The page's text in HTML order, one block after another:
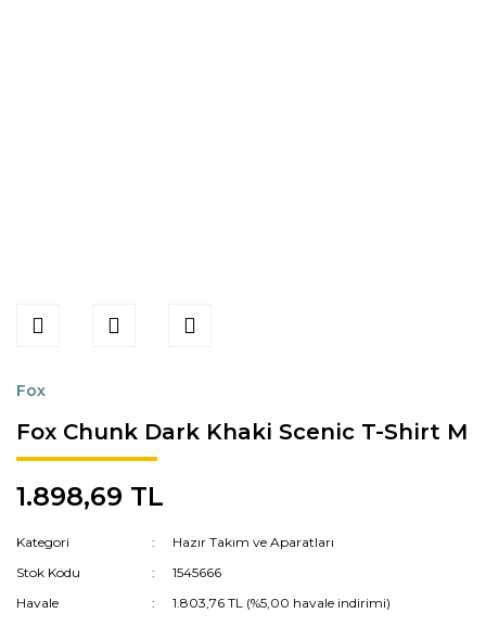
Fox
Fox Chunk Dark Khaki Scenic T-Shirt M
1.898,69 TL
Kategori
Hazır Takım ve Aparatları
Stok Kodu
1545666
Havale
1.803,76 TL (%5,00 havale indirimi)